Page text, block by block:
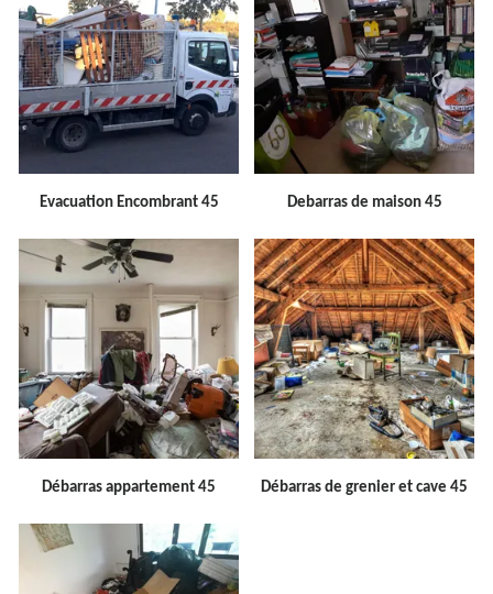
Evacuation Encombrant 45 Debarras de maison 45
Débarras appartement 45 Débarras de grenier et cave 45